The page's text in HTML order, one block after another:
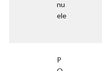
nu
ele
P